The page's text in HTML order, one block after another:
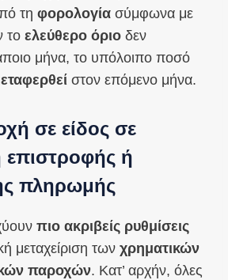
τη φορολογία σύμφωνα με
το ελεύθερο όριο δεν
μήνα, το υπόλοιπο ποσό
στον επόμενο μήνα.
σε είδος σε
ή
πληρωμής
πιο ακριβείς ρυθμίσεις
μεταχείριση των χρηματικών
παροχών. Κατ’ αρχήν, όλες